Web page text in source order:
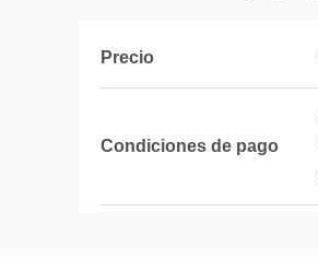
Precio
Condiciones de pago